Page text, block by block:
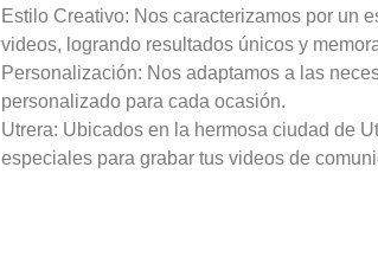
Estilo Creativo: Nos caracterizamos por un
videos, logrando resultados únicos y
Personalización: Nos adaptamos a las
personalizado para cada ocasión.
Utrera: Ubicados en la hermosa ciudad de
especiales para grabar tus videos de